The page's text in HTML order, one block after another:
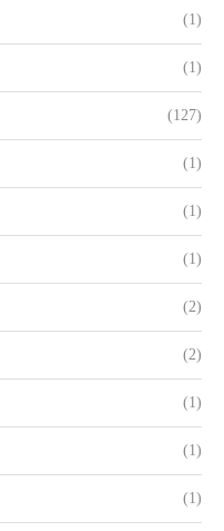
(1)
(1)
(127)
(1)
(1)
(1)
(2)
(2)
(1)
(1)
(1)